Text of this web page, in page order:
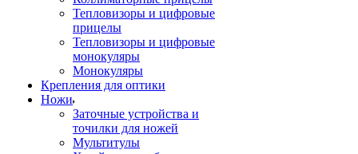
Тепловизоры и цифровые
прицелы
Тепловизоры и цифровые
монокуляры
Монокуляры
Крепления для оптики
Ножи
Заточные устройства и
точилки для ножей
Мультитулы